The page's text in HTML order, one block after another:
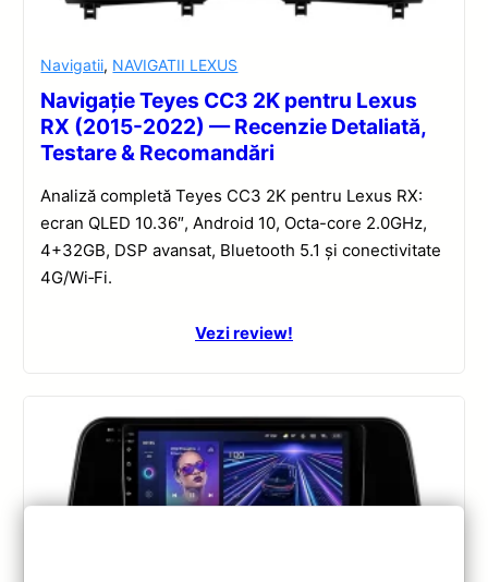
Navigatii, NAVIGATII LEXUS
Navigație Teyes CC3 2K pentru Lexus
RX (2015-2022) — Recenzie Detaliată,
Testare & Recomandări
Analiză completă Teyes CC3 2K pentru Lexus RX:
ecran QLED 10.36″, Android 10, Octa-core 2.0GHz,
4+32GB, DSP avansat, Bluetooth 5.1 și conectivitate
4G/Wi‑Fi.
Vezi review!